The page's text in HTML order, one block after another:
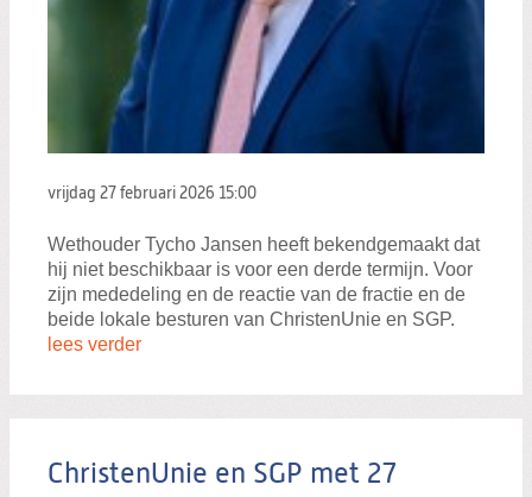
vrijdag 27 februari 2026 15:00
Wethouder Tycho Jansen heeft bekendgemaakt dat
hij niet beschikbaar is voor een derde termijn. Voor
zijn mededeling en de reactie van de fractie en de
beide lokale besturen van ChristenUnie en SGP.
lees verder
ChristenUnie en SGP met 27